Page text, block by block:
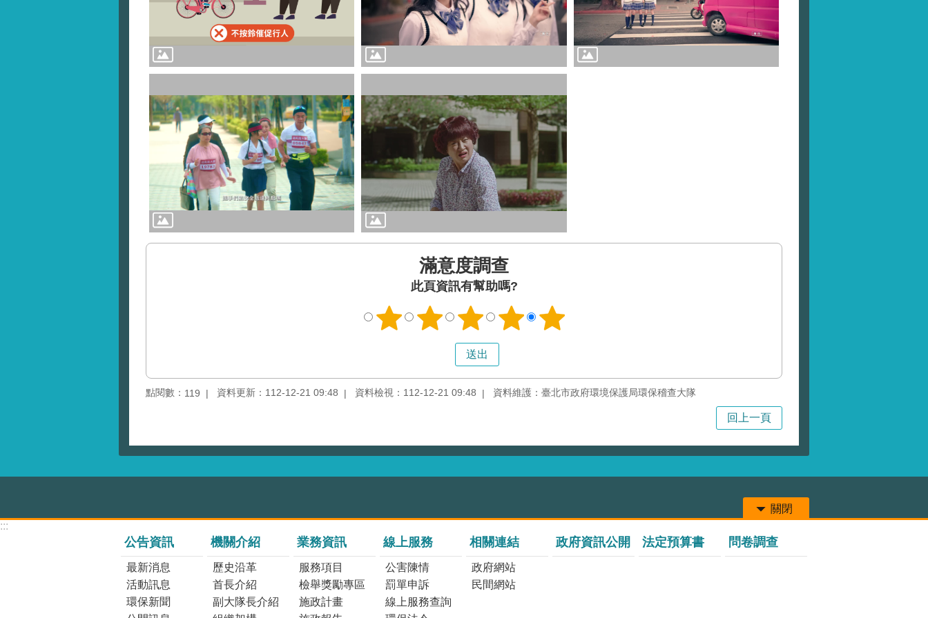
滿意度調查
此頁資訊有幫助嗎?
點閱數： 119 資料更新：112-12-21 09:48 資料檢視：112-12-21 09:48 資料維護：臺北市政府環境保護局環保稽查大隊
回上一頁
關閉
:::
公告資訊
最新消息
活動訊息
環保新聞
機關介紹
歷史沿革
首長介紹
副大隊長介紹
業務資訊
服務項目
檢舉獎勵專區
施政計畫
線上服務
公害陳情
罰單申訴
線上服務查詢
相關連結
政府網站
民間網站
政府資訊公開 法定預算書 問卷調查